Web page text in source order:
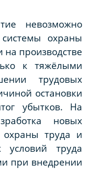
невозможно
охраны
на производстве
к тяжёлыми
трудовых
остановки
убытков. На
новых
охраны труда и
условий труда
при внедрении